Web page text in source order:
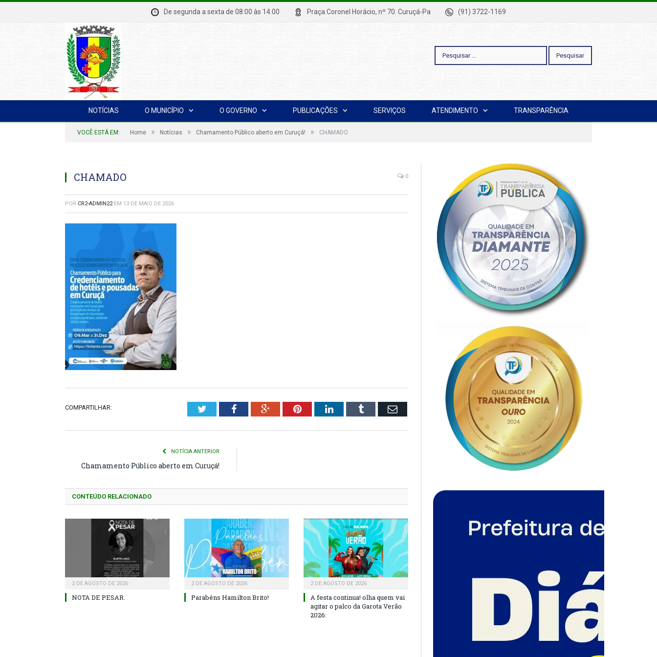
De segunda a sexta de 08:00 às 14:00 Praça Coronel Horácio, nº 70. Curuçá-Pa (91) 3722-1169
Pesquisar
por:
NOTÍCIAS O MUNICÍPIO O GOVERNO PUBLICAÇÕES SERVIÇOS ATENDIMENTO TRANSPARÊNCIA
VOCÊ ESTÁ EM: Home » Notícias » Chamamento Público aberto em Curuçá! » CHAMADO
CHAMADO 0
POR CR2-ADMIN22 EM 13 DE MAIO DE 2026
COMPARTILHAR: TwitterFacebookGoogle+PinterestLinkedInTumblr Email
NOTÍCIA ANTERIOR
Chamamento Público aberto em Curuçá!
CONTEÚDO RELACIONADO
2 DE AGOSTO DE 2026
NOTA DE PESAR.
2 DE AGOSTO DE 2026
Parabéns Hamilton Brito!
2 DE AGOSTO DE 2026
A festa continua! olha quem vai
agitar o palco da Garota Verão
2026: